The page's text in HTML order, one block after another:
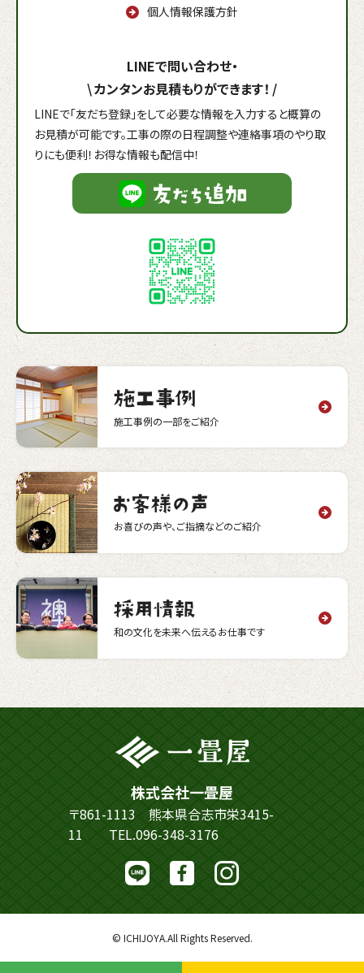
個人情報保護方針
\
LINEで問い合わせ・
カンタンお見積もりができます！ /
LINEで「友だち登録」をして必要な情報を入力すると概算の
お見積が可能です。工事の際の日程調整や連絡事項のやり取
りにも便利！お得な情報も配信中！
施工事例の一部をご紹介
お喜びの声や、ご指摘などのご紹介
和の文化を未来へ伝えるお仕事です
株式会社一畳屋
〒861-1113 熊本県合志市栄3415-
11 TEL.096-348-3176
© ICHIJOYA.All Rights Reserved.